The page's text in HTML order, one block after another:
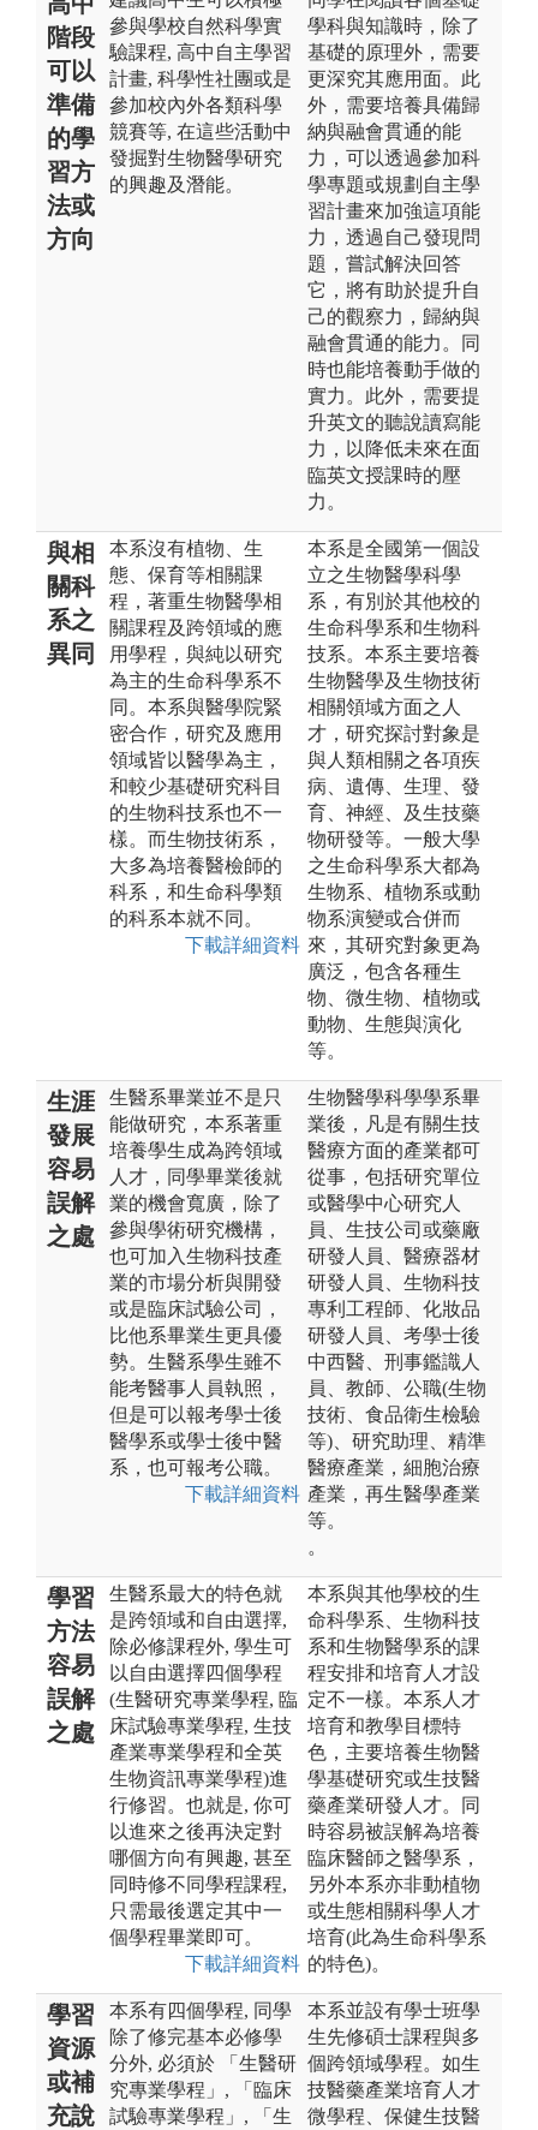
階段
可以
準備
的學
習方
法或
方向
參與學校自然科學實
驗課程, 高中自主學習
計畫, 科學性社團或是
參加校內外各類科學
競賽等, 在這些活動中
發掘對生物醫學研究
的興趣及潛能。
學科與知識時，除了
基礎的原理外，需要
更深究其應用面。此
外，需要培養具備歸
納與融會貫通的能
力，可以透過參加科
學專題或規劃自主學
習計畫來加強這項能
力，透過自己發現問
題，嘗試解決回答
它，將有助於提升自
己的觀察力，歸納與
融會貫通的能力。同
時也能培養動手做的
實力。此外，需要提
升英文的聽說讀寫能
力，以降低未來在面
臨英文授課時的壓
力。
與相
關科
系之
異同
本系沒有植物、生
態、保育等相關課
程，著重生物醫學相
關課程及跨領域的應
用學程，與純以研究
為主的生命科學系不
同。本系與醫學院緊
密合作，研究及應用
領域皆以醫學為主，
和較少基礎研究科目
的生物科技系也不一
樣。而生物技術系，
大多為培養醫檢師的
科系，和生命科學類
的科系本就不同。
下載詳細資料
本系是全國第一個設
立之生物醫學科學
系，有別於其他校的
生命科學系和生物科
技系。本系主要培養
生物醫學及生物技術
相關領域方面之人
才，研究探討對象是
與人類相關之各項疾
病、遺傳、生理、發
育、神經、及生技藥
物研發等。一般大學
之生命科學系大都為
生物系、植物系或動
物系演變或合併而
來，其研究對象更為
廣泛，包含各種生
物、微生物、植物或
動物、生態與演化
等。
生涯
發展
容易
誤解
之處
生醫系畢業並不是只
能做研究，本系著重
培養學生成為跨領域
人才，同學畢業後就
業的機會寬廣，除了
參與學術研究機構，
也可加入生物科技產
業的市場分析與開發
或是臨床試驗公司，
比他系畢業生更具優
勢。生醫系學生雖不
能考醫事人員執照，
但是可以報考學士後
醫學系或學士後中醫
系，也可報考公職。
下載詳細資料
生物醫學科學學系畢
業後，凡是有關生技
醫療方面的產業都可
從事，包括研究單位
或醫學中心研究人
員、生技公司或藥廠
研發人員、醫療器材
研發人員、生物科技
專利工程師、化妝品
研發人員、考學士後
中西醫、刑事鑑識人
員、教師、公職(生物
技術、食品衛生檢驗
等)、研究助理、精準
醫療產業，細胞治療
產業，再生醫學產業
等。
。
學習
方法
容易
誤解
之處
生醫系最大的特色就
是跨領域和自由選擇,
除必修課程外, 學生可
以自由選擇四個學程
(生醫研究專業學程, 臨
床試驗專業學程, 生技
產業專業學程和全英
生物資訊專業學程)進
行修習。也就是, 你可
以進來之後再決定對
哪個方向有興趣, 甚至
同時修不同學程課程,
只需最後選定其中一
個學程畢業即可。
下載詳細資料
本系與其他學校的生
命科學系、生物科技
系和生物醫學系的課
程安排和培育人才設
定不一樣。本系人才
培育和教學目標特
色，主要培養生物醫
學基礎研究或生技醫
藥產業研發人才。同
時容易被誤解為培養
臨床醫師之醫學系，
另外本系亦非動植物
或生態相關科學人才
培育(此為生命科學系
的特色)。
學習
資源
或補
充說
本系有四個學程, 同學
除了修完基本必修學
分外, 必須於 「生醫研
究專業學程」, 「臨床
試驗專業學程」, 「生
本系並設有學士班學
生先修碩士課程與多
個跨領域學程。如生
技醫藥產業培育人才
微學程、保健生技醫